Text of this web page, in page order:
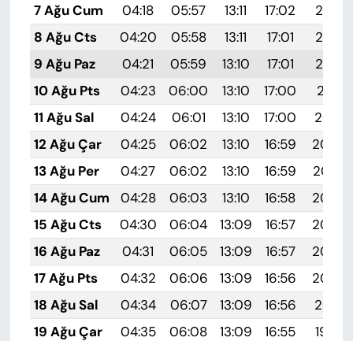
7 Ağu Cum
04:18 05:57 13:11 17:02
20:15
8 Ağu Cts
04:20 05:58 13:11 17:01
20:14
9 Ağu Paz
04:21 05:59 13:10 17:01
20:12
10 Ağu Pts
04:23 06:00 13:10 17:00
20:11
11 Ağu Sal
04:24 06:01 13:10 17:00
20:10
12 Ağu Çar
04:25 06:02 13:10 16:59
20:09
13 Ağu Per
04:27 06:02 13:10 16:59
20:07
14 Ağu Cum
04:28 06:03 13:10 16:58
20:06
15 Ağu Cts
04:30 06:04 13:09 16:57
20:05
16 Ağu Paz
04:31 06:05 13:09 16:57
20:03
17 Ağu Pts
04:32 06:06 13:09 16:56
20:02
18 Ağu Sal
04:34 06:07 13:09 16:56
20:01
19 Ağu Çar
04:35 06:08 13:09 16:55
19:59